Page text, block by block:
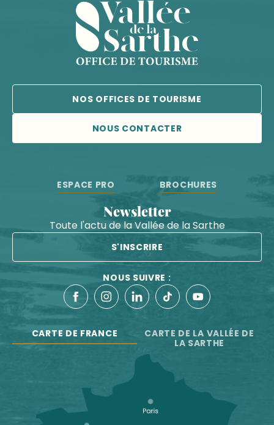
NOS OFFICES DE TOURISME
NOUS CONTACTER
ESPACE PRO BROCHURES
Newsletter
Toute l'actu de la Vallée de la Sarthe
S'INSCRIRE
NOUS SUIVRE :
CARTE DE FRANCE
CARTE DE LA VALLÉE DE
LA SARTHE